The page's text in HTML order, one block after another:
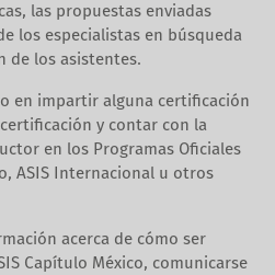
las propuestas enviadas
los especialistas en búsqueda
de los asistentes.
en impartir alguna certificación
y contar con la
en los Programas Oficiales
ASIS Internacional u otros
acerca de cómo ser
Capítulo México, comunicarse